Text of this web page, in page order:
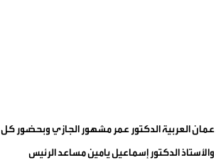
عمان العربية الدكتور عمر مشهور الجازي وبحضور كل
الدكتور إسماعيل يامين مساعد الرئيس